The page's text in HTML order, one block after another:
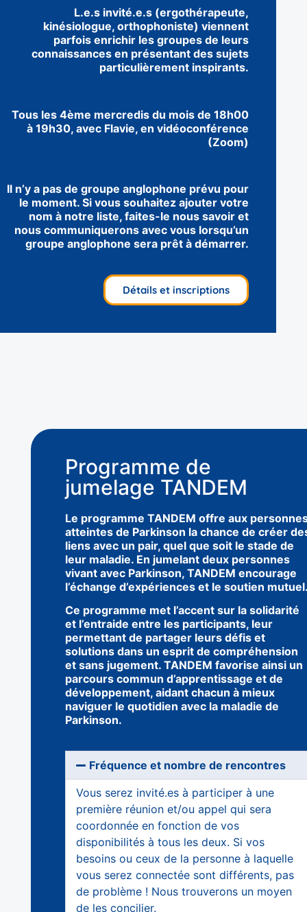
L.e.s invité.e.s (ergothérapeute,
kinésiologue, orthophoniste) viennent
parfois enrichir les groupes de leurs
connaissances en présentant des sujets
particulièrement inspirants.
Tous les 4ème mercredis du mois de 18h00
à 19h30, avec Flavie, en vidéoconférence
(Zoom)
Il n’y a pas de groupe anglophone prévu pour
le moment. Si vous souhaitez ajouter votre
nom à notre liste, faites-le nous savoir et
nous communiquerons avec vous lorsqu’un
groupe anglophone sera prêt à démarrer.
Détails et inscriptions
Programme de
jumelage TANDEM
Le programme TANDEM offre aux
atteintes de Parkinson la chance de créer
liens avec un pair, quel que soit le stade de
leur maladie. En jumelant deux personnes
vivant avec Parkinson, TANDEM encourage
l’échange d’expériences et le soutien
Ce programme met l’accent sur la solidarité
et l’entraide entre les participants, leur
permettant de partager leurs défis et
solutions dans un esprit de compréhension
et sans jugement. TANDEM favorise ainsi un
parcours commun d’apprentissage et de
développement, aidant chacun à mieux
naviguer le quotidien avec la maladie de
Parkinson.
Fréquence et nombre de rencontres
Vous serez invité.es à participer à une
première réunion et/ou appel qui sera
coordonnée en fonction de vos
disponibilités à tous les deux. Si vos
besoins ou ceux de la personne à laquelle
vous serez connectée sont différents, pas
de problème ! Nous trouverons un moyen
de les concilier.